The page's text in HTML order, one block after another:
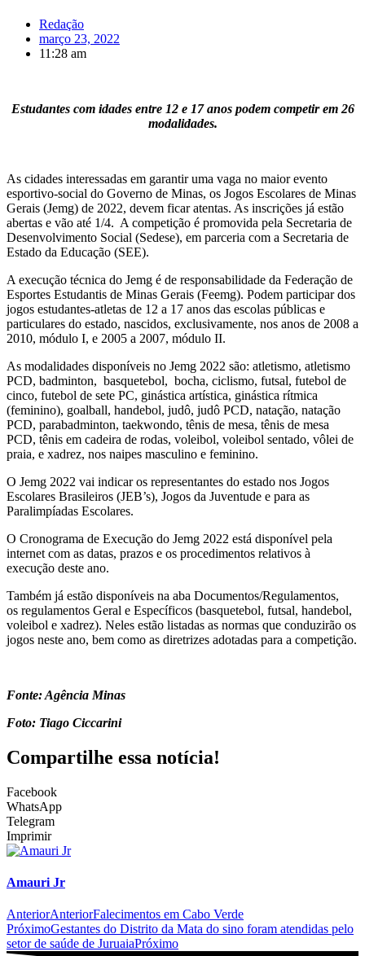
Redação
março 23, 2022
11:28 am
Estudantes com idades entre 12 e 17 anos podem competir em 26
modalidades.
As cidades interessadas em garantir uma vaga no maior evento
esportivo-social do Governo de Minas, os Jogos Escolares de Minas
Gerais (Jemg) de 2022, devem ficar atentas. As inscrições já estão
abertas e vão até 1/4. A competição é promovida pela Secretaria de
Desenvolvimento Social (Sedese), em parceria com a Secretaria de
Estado da Educação (SEE).
A execução técnica do Jemg é de responsabilidade da Federação de
Esportes Estudantis de Minas Gerais (Feemg). Podem participar dos
jogos estudantes-atletas de 12 a 17 anos das escolas públicas e
particulares do estado, nascidos, exclusivamente, nos anos de 2008 a
2010, módulo I, e 2005 a 2007, módulo II.
As modalidades disponíveis no Jemg 2022 são: atletismo, atletismo
PCD, badminton, basquetebol, bocha, ciclismo, futsal, futebol de
cinco, futebol de sete PC, ginástica artística, ginástica rítmica
(feminino), goalball, handebol, judô, judô PCD, natação, natação
PCD, parabadminton, taekwondo, tênis de mesa, tênis de mesa
PCD, tênis em cadeira de rodas, voleibol, voleibol sentado, vôlei de
praia, e xadrez, nos naipes masculino e feminino.
O Jemg 2022 vai indicar os representantes do estado nos Jogos
Escolares Brasileiros (JEB’s), Jogos da Juventude e para as
Paralimpíadas Escolares.
O Cronograma de Execução do Jemg 2022 está disponível pela
internet com as datas, prazos e os procedimentos relativos à
execução deste ano.
Também já estão disponíveis na aba Documentos/Regulamentos,
os regulamentos Geral e Específicos (basquetebol, futsal, handebol,
voleibol e xadrez). Neles estão listadas as normas que conduzirão os
jogos neste ano, bem como as diretrizes adotadas para a competição.
Fonte: Agência Minas
Foto: Tiago Ciccarini
Compartilhe essa notícia!
Facebook
WhatsApp
Telegram
Imprimir
Amauri Jr
AnteriorAnteriorFalecimentos em Cabo Verde
PróximoGestantes do Distrito da Mata do sino foram atendidas pelo
setor de saúde de JuruaiaPróximo